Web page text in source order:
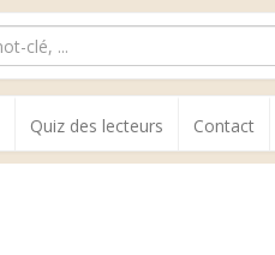
Quiz des lecteurs Contact